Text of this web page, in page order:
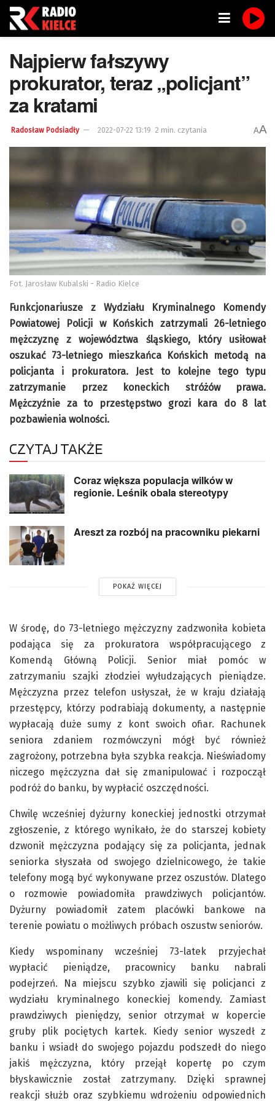
Najpierw fałszywy
prokurator, teraz „policjant”
za kratami
Radosław Podsiadły 2022-07-22 13:19 2 min. czytania AA
Fot. Jarosław Kubalski - Radio Kielce
Funkcjonariusze z Wydziału Kryminalnego Komendy
Powiatowej Policji w Końskich zatrzymali 26-letniego
mężczyznę z województwa śląskiego, który usiłował
oszukać 73-letniego mieszkańca Końskich metodą na
policjanta i prokuratora. Jest to kolejne tego typu
zatrzymanie przez koneckich stróżów prawa.
Mężczyźnie za to przestępstwo grozi kara do 8 lat
pozbawienia wolności.
CZYTAJ TAKŻE
Coraz większa populacja wilków w
regionie. Leśnik obala stereotypy
Areszt za rozbój na pracowniku piekarni
POKAŻ WIĘCEJ
W środę, do 73-letniego mężczyzny zadzwoniła kobieta
podająca się za prokuratora współpracującego z
Komendą Główną Policji. Senior miał pomóc w
zatrzymaniu szajki złodziei wyłudzających pieniądze.
Mężczyzna przez telefon usłyszał, że w kraju działają
przestępcy, którzy podrabiają dokumenty, a następnie
wypłacają duże sumy z kont swoich ofiar. Rachunek
seniora zdaniem rozmówczyni mógł być również
zagrożony, potrzebna była szybka reakcja. Nieświadomy
niczego mężczyzna dał się zmanipulować i rozpoczął
podróż do banku, by wypłacić oszczędności.
Chwilę wcześniej dyżurny koneckiej jednostki otrzymał
zgłoszenie, z którego wynikało, że do starszej kobiety
dzwonił mężczyzna podający się za policjanta, jednak
seniorka słyszała od swojego dzielnicowego, że takie
telefony mogą być wykonywane przez oszustów. Dlatego
o rozmowie powiadomiła prawdziwych policjantów.
Dyżurny powiadomił zatem placówki bankowe na
terenie powiatu o możliwych próbach oszustw seniorów.
Kiedy wspominany wcześniej 73-latek przyjechał
wypłacić pieniądze, pracownicy banku nabrali
podejrzeń. Na miejscu szybko zjawili się policjanci z
wydziału kryminalnego koneckiej komendy. Zamiast
prawdziwych pieniędzy, senior otrzymał w kopercie
gruby plik pociętych kartek. Kiedy senior wyszedł z
banku i wsiadł do swojego pojazdu podszedł do niego
jakiś mężczyzna, który przejął kopertę po czym
błyskawicznie został zatrzymany. Dzięki sprawnej
reakcji służb oraz szybkiemu wdrożeniu odpowiednich